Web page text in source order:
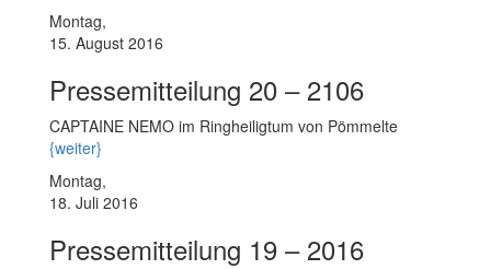
Montag,
15. August 2016
Pressemitteilung 20 – 2106
CAPTAINE NEMO im Ringheiligtum von Pömmelte
{weiter}
Montag,
18. Juli 2016
Pressemitteilung 19 – 2016